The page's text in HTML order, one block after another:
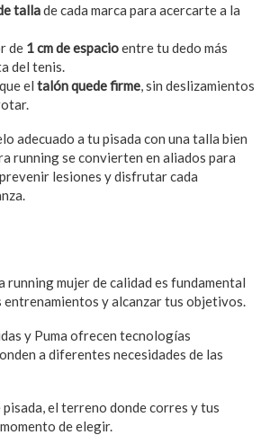
tallade cada marca para acercarte a la
de 1 cm de espacioentre tu dedo más
del tenis.
el talón quede firme, sin deslizamientos
adecuado a tu pisada con una talla bien
running se convierten en aliados para
lesiones y disfrutar cada
running mujer de calidad es fundamental
y alcanzar tus objetivos.
y Puma ofrecen tecnologías
a diferentes necesidades de las
el terreno donde corres y tus
de elegir.